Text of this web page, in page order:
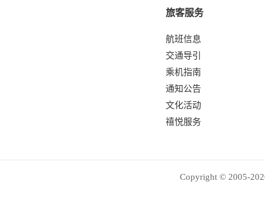
旅客服务
航班信息
交通导引
乘机指南
通知公告
文化活动
禧悦服务
Copyright © 2005-